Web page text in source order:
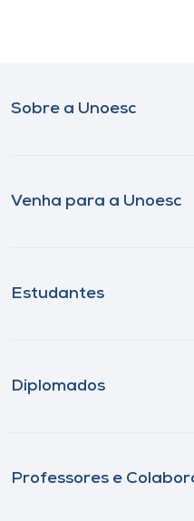
Sobre a Unoesc
Venha para a Unoesc
Estudantes
Diplomados
Professores e